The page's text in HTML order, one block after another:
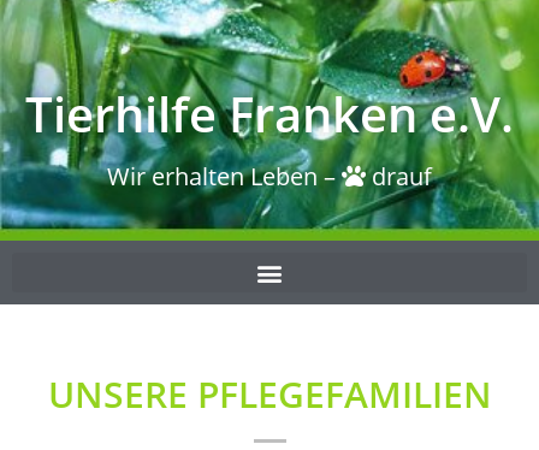
Tierhilfe Franken e.V.
Wir erhalten Leben – drauf
UNSERE PFLEGEFAMILIEN